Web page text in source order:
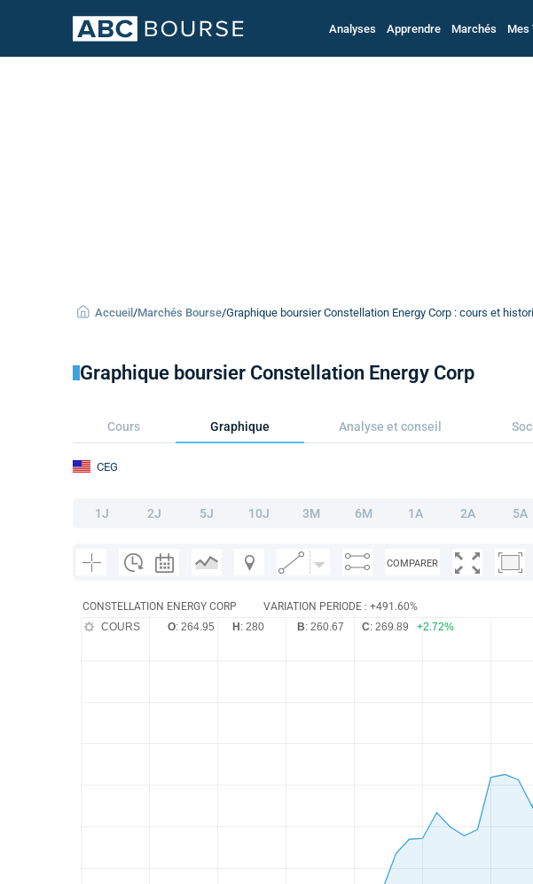
Analyses Apprendre Marchés Mes
Accueil /Marchés Bourse/Graphique boursier Constellation Energy Corp : cours et
Graphique boursier Constellation Energy Corp
Cours Graphique Analyse et conseil
CEG
1J 2J 5J 10J 3M 6M 1A 2A 5A
COMPARER
CONSTELLATION ENERGY CORP VARIATION PERIODE : +491.60%
COURS O: 264.95 H : 280 B: 260.67 C: 269.89 +2.72%